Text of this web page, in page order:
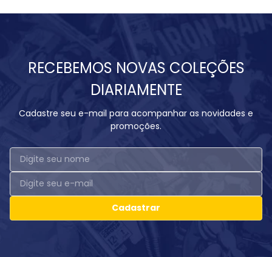
RECEBEMOS NOVAS COLEÇÕES
DIARIAMENTE
Cadastre seu e-mail para acompanhar as novidades e
promoções.
Cadastrar